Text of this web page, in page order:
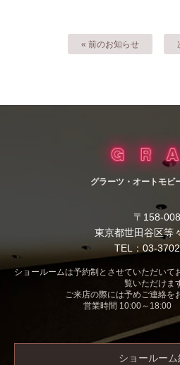
« 前のお知らせ
グラーツ・オートモビ
〒158-
東京都世田谷区等
TEL：03-
ショールームは予約制とさせていただいて
覧いただけま
ご来店の際には予めご連絡を
営業時間 10:00～18:00
ショールーム